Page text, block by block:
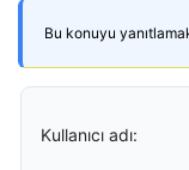
Bu konuyu
Kullanıcı adı: